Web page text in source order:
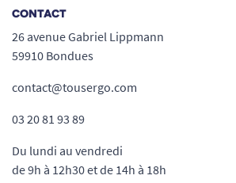
CONTACT
26 avenue Gabriel Lippmann
59910 Bondues
contact@tousergo.com
03 20 81 93 89
Du lundi au vendredi
de 9h à 12h30 et de 14h à 18h